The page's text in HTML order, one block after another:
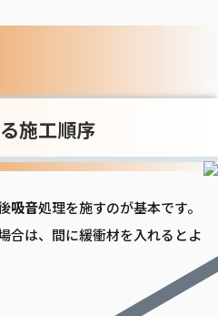
施工順序
吸音処理を施すのが基本です。
合は、間に緩衝材を入れるとよ